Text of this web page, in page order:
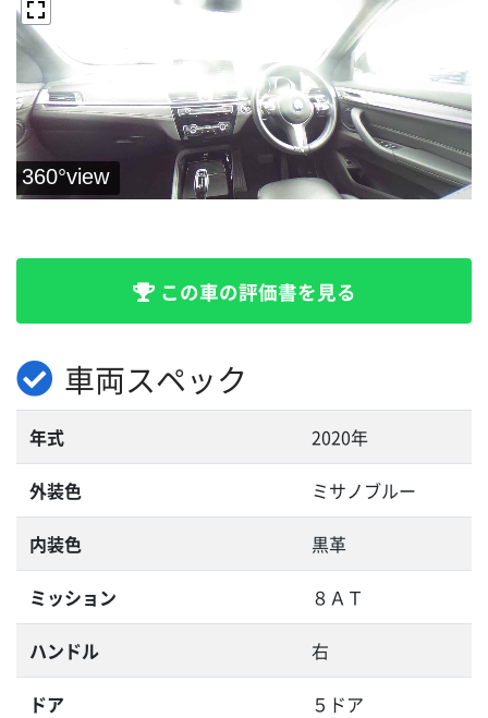
この車の評価書を見る
車両スペック
年式 2020年
外装色 ミサノブルー
内装色 黒革
ミッション ８ＡＴ
ハンドル 右
ドア ５ドア